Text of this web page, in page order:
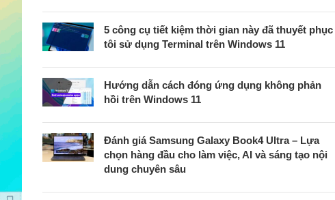
5 công cụ tiết kiệm thời gian này đã thuyết phục
tôi sử dụng Terminal trên Windows 11
Hướng dẫn cách đóng ứng dụng không phản
hồi trên Windows 11
Đánh giá Samsung Galaxy Book4 Ultra – Lựa
chọn hàng đầu cho làm việc, AI và sáng tạo nội
dung chuyên sâu